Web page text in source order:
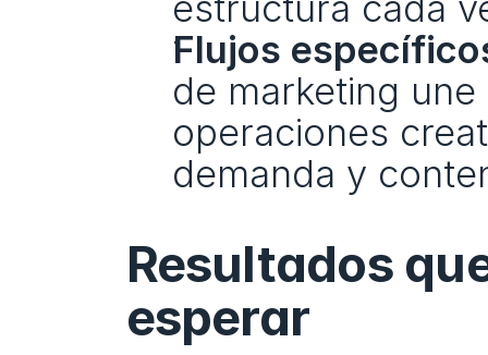
Flujos
de marketing
operaciones
demanda y
Resultados
esperar